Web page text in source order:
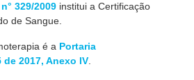
329/2009 institui a Certificação
de Sangue.
é a Portaria
2017, Anexo IV